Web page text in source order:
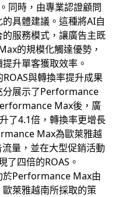
同時，由專業認證顧問
具體建議。這種將AI自
服務模式，讓廣告主既
的規模化觸達優勢，
升單客獲取效率。
與轉換率提升成果
分展示了Performance
Max後，廣
了4.1倍，轉換率更增長
Max為歐萊雅越
量，並在大型促銷活動
了四倍的ROAS。
於Performance Max由
萊雅越南所採取的策